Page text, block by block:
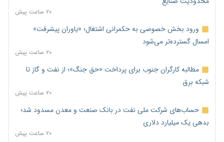
۲۰ ساعت پیش
ورود بخش خصوصی به حکمرانی اشتغال؛ «یاوران پیشرفت»
امسال گسترده‌تر می‌شود
۲۰ ساعت پیش
مطالبه کارگران جنوب برای پرداخت «حق جنگ»؛ از نفت و گاز تا
شبکه برق
۲۰ ساعت پیش
حساب‌های شرکت ملی نفت در بانک صنعت و معدن مسدود شد؛
بدهی یک میلیارد دلاری
۲۰ ساعت پیش